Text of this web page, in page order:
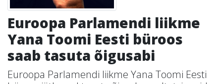
Euroopa Parlamendi liikme
Yana Toomi Eesti büroos
saab tasuta õigusabi
Euroopa Parlamendi liikme Yana Toomi Eesti